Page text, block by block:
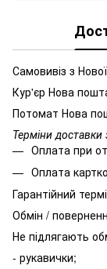
Самовивіз з
Кур'єр Нова
Потомат Нова
Терміни доставки
Оплата при
Оплата
Гарантійний
Обмін /
Не підлягають
- рукавички;